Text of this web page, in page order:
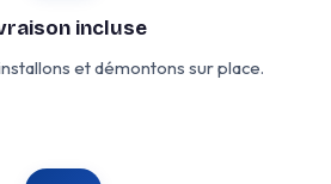
incluse
et démontons sur place.